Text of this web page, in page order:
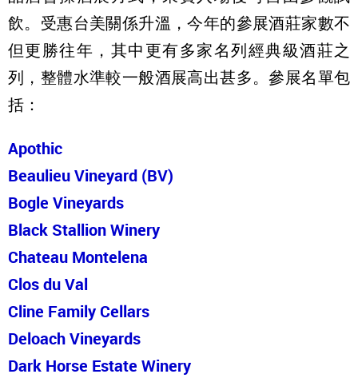
飲。受惠台美關係升溫，今年的參展酒莊家數不
但更勝往年，其中更有多家名列經典級酒莊之
列，整體水準較一般酒展高出甚多。參展名單包
括：
Apothic
Beaulieu Vineyard (BV)
Bogle Vineyards
Black StallionWinery
Chateau Montelena
Clos du Val
Cline Family Cellars
Deloach Vineyards
Dark Horse Estate Winery